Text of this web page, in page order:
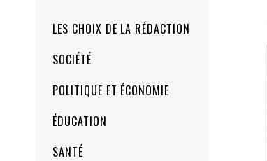
MenuLES CHOIX DE LA RÉDACTION
SOCIÉTÉ
POLITIQUE ET ÉCONOMIE
ÉDUCATION
SANTÉ